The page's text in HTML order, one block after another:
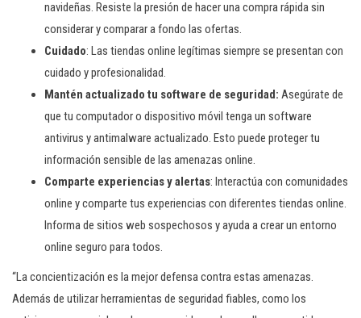
navideñas. Resiste la presión de hacer una compra rápida sin
considerar y comparar a fondo las ofertas.
Cuidado: Las tiendas online legítimas siempre se presentan con
cuidado y profesionalidad.
Mantén actualizado tu software de seguridad: Asegúrate de
que tu computador o dispositivo móvil tenga un software
antivirus y antimalware actualizado. Esto puede proteger tu
información sensible de las amenazas online.
Comparte experiencias y alertas: Interactúa con comunidades
online y comparte tus experiencias con diferentes tiendas online.
Informa de sitios web sospechosos y ayuda a crear un entorno
online seguro para todos.
“La concientización es la mejor defensa contra estas amenazas.
Además de utilizar herramientas de seguridad fiables, como los